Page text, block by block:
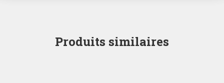
Produits similaires